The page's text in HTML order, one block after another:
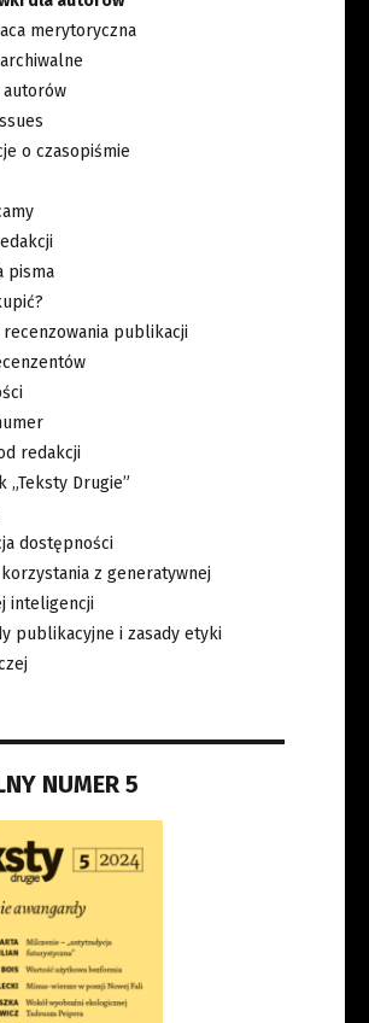
merytoryczna
o czasopiśmie
pisma
recenzowania publikacji
redakcji
„Teksty Drugie”
dostępności
z generatywnej
inteligencji
publikacyjne i zasady etyki
NUMER 5